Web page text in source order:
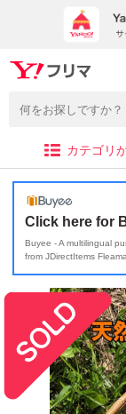
カテゴリ
Click here for
Buyee - A multilingual
from JDirectItems